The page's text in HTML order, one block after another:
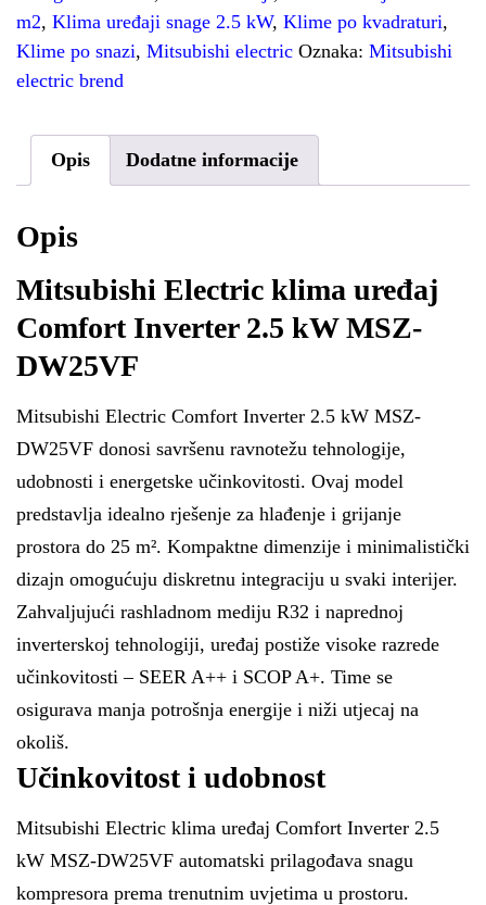
m2, Klima uređaji snage 2.5 kW, Klime po kvadraturi,
Klime po snazi, Mitsubishi electric Oznaka: Mitsubishi
electric brend
Opis Dodatne informacije
Opis
Mitsubishi Electric klima uređaj
Comfort Inverter 2.5 kW MSZ-
DW25VF
Mitsubishi Electric Comfort Inverter 2.5 kW MSZ-
DW25VF donosi savršenu ravnotežu tehnologije,
udobnosti i energetske učinkovitosti. Ovaj model
predstavlja idealno rješenje za hlađenje i grijanje
prostora do 25 m². Kompaktne dimenzije i minimalistički
dizajn omogućuju diskretnu integraciju u svaki interijer.
Zahvaljujući rashladnom mediju R32 i naprednoj
inverterskoj tehnologiji, uređaj postiže visoke razrede
učinkovitosti – SEER A++ i SCOP A+. Time se
osigurava manja potrošnja energije i niži utjecaj na
okoliš.
Učinkovitost i udobnost
Mitsubishi Electric klima uređaj Comfort Inverter 2.5
kW MSZ-DW25VF automatski prilagođava snagu
kompresora prema trenutnim uvjetima u prostoru.